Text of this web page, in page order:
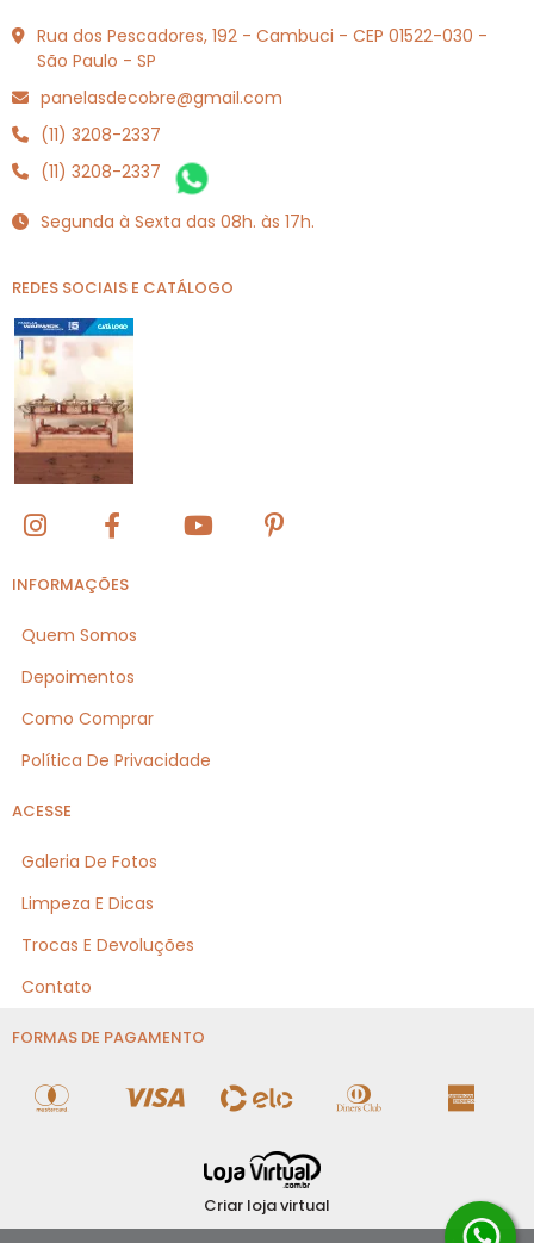
Rua dos Pescadores, 192 - Cambuci - CEP 01522-030 -
São Paulo - SP
panelasdecobre@gmail.com
(11) 3208-2337
(11) 3208-2337
Segunda à Sexta das 08h. às 17h.
REDES SOCIAIS E CATÁLOGO
INFORMAÇÕES
Quem Somos
Depoimentos
Como Comprar
Política De Privacidade
ACESSE
Galeria De Fotos
Limpeza E Dicas
Trocas E Devoluções
Contato
FORMAS DE PAGAMENTO
Criar loja virtual